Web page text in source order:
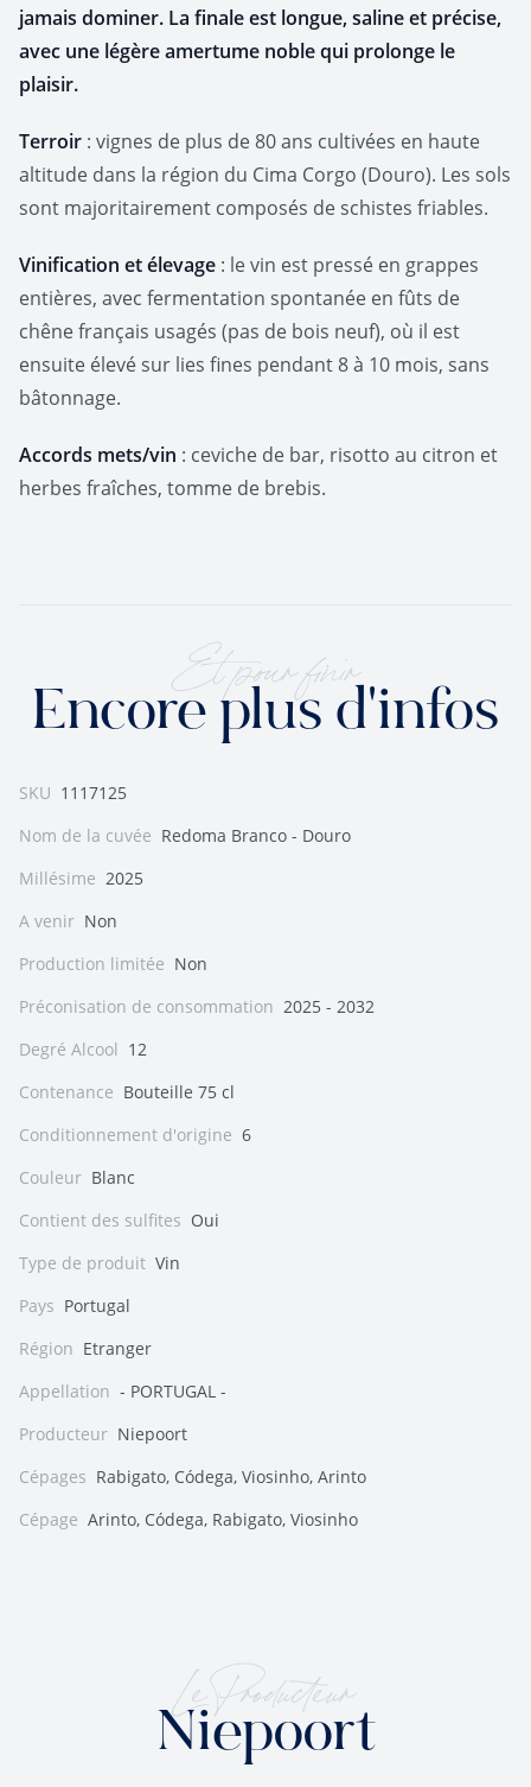
jamais dominer. La finale est longue, saline et précise,
avec une légère amertume noble qui prolonge le
plaisir.
Terroir : vignes de plus de 80 ans cultivées en haute
altitude dans la région du Cima Corgo (Douro). Les sols
sont majoritairement composés de schistes friables.
Vinification et élevage : le vin est pressé en grappes
entières, avec fermentation spontanée en fûts de
chêne français usagés (pas de bois neuf), où il est
ensuite élevé sur lies fines pendant 8 à 10 mois, sans
bâtonnage.
Accords mets/vin : ceviche de bar, risotto au citron et
herbes fraîches, tomme de brebis.
Et pour finir
Encore plus d'infos
SKU 1117125
Nom de la cuvée Redoma Branco - Douro
Millésime 2025
A venir Non
Production limitée Non
Préconisation de consommation 2025 - 2032
Degré Alcool 12
Contenance Bouteille 75 cl
Conditionnement d'origine 6
Couleur Blanc
Contient des sulfites Oui
Type de produit Vin
Pays Portugal
Région Etranger
Appellation - PORTUGAL -
Producteur Niepoort
Cépages Rabigato, Códega, Viosinho, Arinto
Cépage Arinto, Códega, Rabigato, Viosinho
Le Producteur
Niepoort